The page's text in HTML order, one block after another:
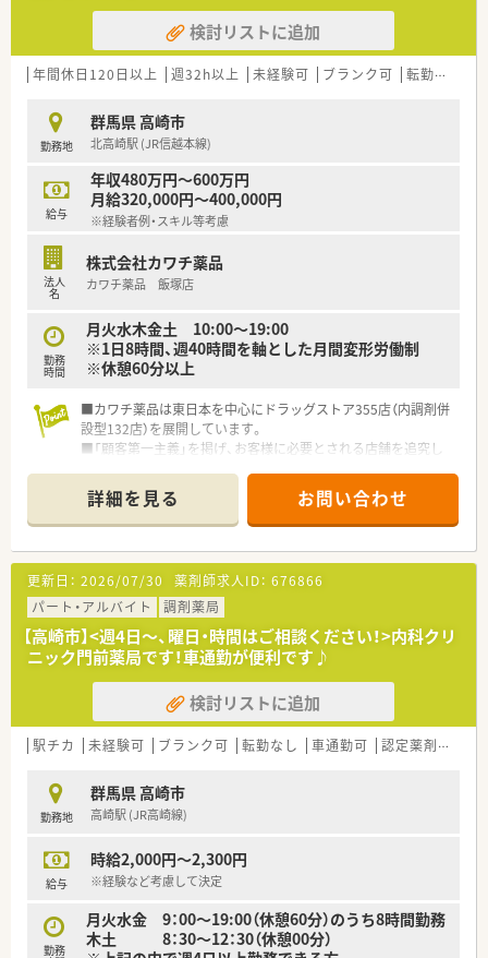
検討リストに追加
年間休日120日以上 週32h以上 未経験可 ブランク可 転勤なし
勤務地
群馬県 高崎市
北高崎駅 (JR信越本線)
給与
年収480万円～600万円
月給320,000円～400,000円
※経験者例・スキル等考慮
法人
名
株式会社カワチ薬品
カワチ薬品 飯塚店
勤務
時間
月火水木金土 10:00～19:00
※1日8時間、週40時間を軸とした月間変形労働制
※休憩60分以上
■カワチ薬品は東日本を中心にドラッグストア355店（内調剤併
設型132店）を展開しています。
■「顧客第一主義」を掲げ、お客様に必要とされる店舗を追究し
■薬剤師の募集にあたって、自宅通勤のエリア社員と転居を伴う
異動があるナショナル社員の2コースに分かれています。
■勤務薬剤師だけでなく、薬局長や管理職、幹部候補としてのキ
ャリアビジョンも描ける環境です。
■調剤併設店舗でのご勤務の場合、薬剤師は調剤投薬業務が中心
となります。
■「地域の人々の健康を支えたい」という思いを大事にされてい
る方、ぜひご応募ください。
詳細を見る お問い合わせ
更新日： 2026/07/30 薬剤師求人ID： 676866
パート・アルバイト
調剤薬局
【高崎市】<週4日～、曜日・時間はご相談ください！>内科クリ
ニック門前薬局です！車通勤が便利です♪
検討リストに追加
駅チカ 未経験可 ブランク可 転勤なし 車通勤可 認定薬剤師取得支援あり
勤務地
群馬県 高崎市
高崎駅 (JR高崎線)
給与
時給2,000円～2,300円
※経験など考慮して決定
勤務
月火水金 9：00～19:00（休憩60分）のうち8時間勤務
木土 8：30～12：30（休憩00分）